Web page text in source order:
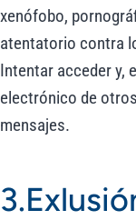
xenófobo,
atentatorio contra
Intentar acceder y,
electrónico de
mensajes.